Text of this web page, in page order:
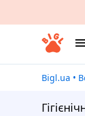
Bigl.ua •